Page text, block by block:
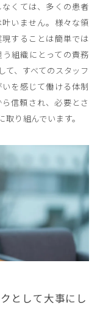
くては、多くの患者
いません。様々な領
することは簡単では
組織にとっての責務
て、すべてのスタッフ
を感じて働ける体制
信頼され、必要とさ
り組んでいます。
として大事にし